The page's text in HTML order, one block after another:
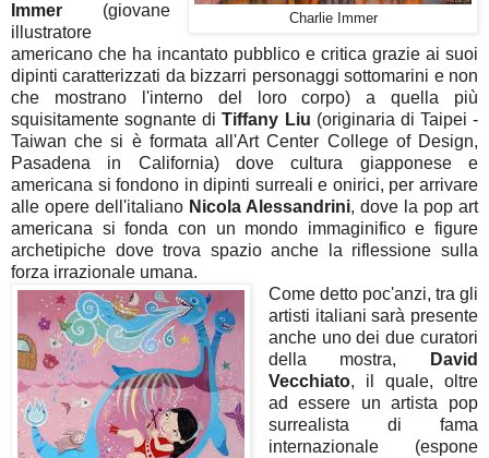
Charlie Immer
Immer (giovane
illustratore
americano che ha incantato pubblico e critica grazie ai suoi
dipinti caratterizzati da bizzarri personaggi sottomarini e non
che mostrano l'interno del loro corpo) a quella più
squisitamente sognante diTiffany Liu (originaria di Taipei -
Taiwan che si è formata all'Art Center College of Design,
Pasadena in California) dove cultura giapponese e
americana si fondono in dipinti surreali e onirici, per arrivare
alle opere dell'italiano Nicola Alessandrini, dove la pop art
americana si fonda con un mondo immaginifico e figure
archetipiche dove trova spazio anche la riflessione sulla
forza irrazionale umana.
Come detto poc'anzi, tra gli
artisti italiani sarà presente
anche uno dei due curatori
della mostra,
David
Vecchiato, il quale, oltre
ad essere un artista pop
surrealista di fama
internazionale (espone